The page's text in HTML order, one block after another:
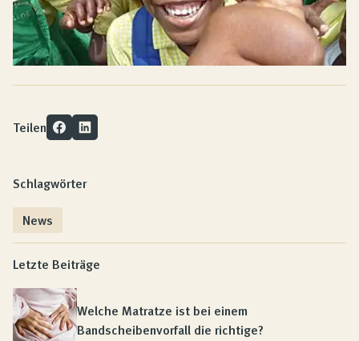
Teilen
Schlagwörter
News
Letzte Beiträge
Welche Matratze ist bei einem
Bandscheibenvorfall die richtige?